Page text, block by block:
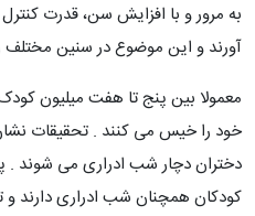
به مرور و با افزایش سن، قدرت
آورند و این موضوع در سنین
معمولا بین پنج تا هفت میلیون
خود را خیس می کنند . تحقیقات